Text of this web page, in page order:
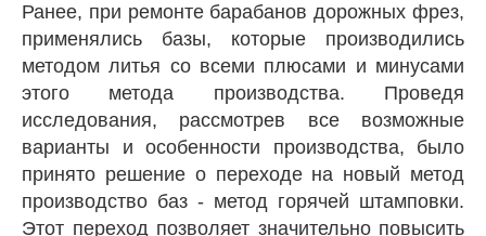
Ранее, при ремонте барабанов дорожных фрез,
применялись базы, которые производились
методом литья со всеми плюсами и минусами
этого метода производства. Проведя
исследования, рассмотрев все возможные
варианты и особенности производства, было
принято решение о переходе на новый метод
производство баз - метод горячей штамповки.
Этот переход позволяет значительно повысить